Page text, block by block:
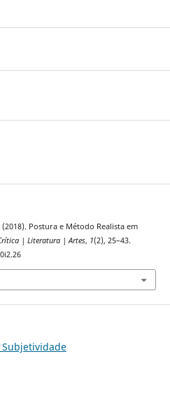
Postura e Método Realista em
| Literatura | Artes, 1(2), 25–43.